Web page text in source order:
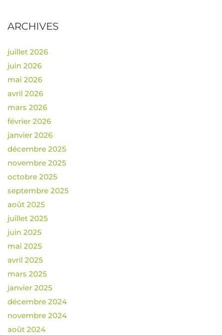
ARCHIVES
juillet 2026
juin 2026
mai 2026
avril 2026
mars 2026
février 2026
janvier 2026
décembre 2025
novembre 2025
octobre 2025
septembre 2025
août 2025
juillet 2025
juin 2025
mai 2025
avril 2025
mars 2025
janvier 2025
décembre 2024
novembre 2024
août 2024